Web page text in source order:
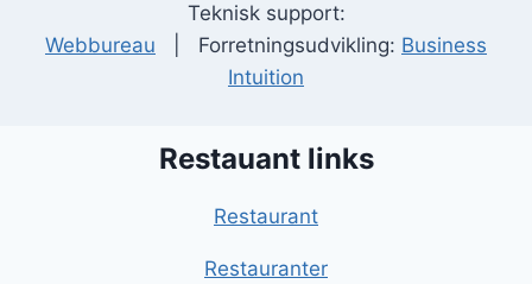
Teknisk support:
Webbureau | Forretningsudvikling: Business
Intuition
Restauant links
Restaurant
Restauranter